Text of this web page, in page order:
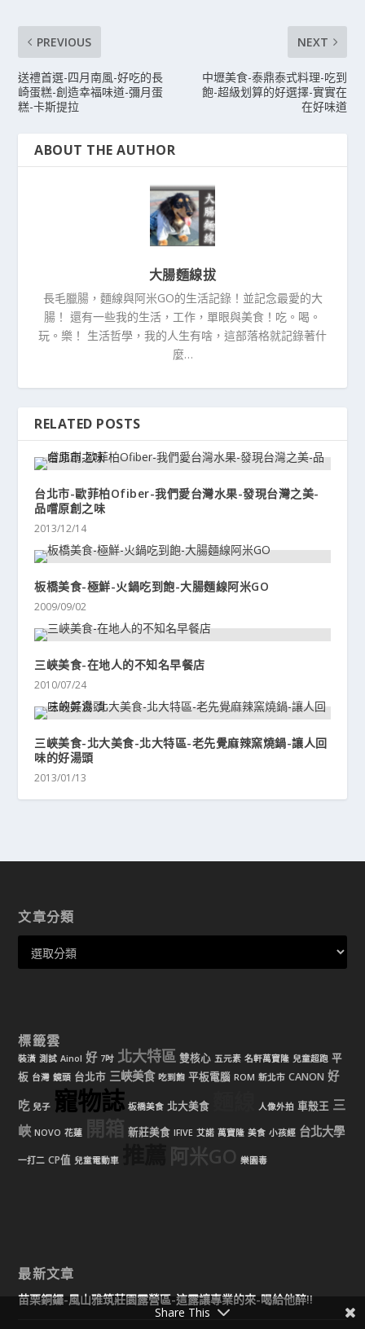
PREVIOUS
送禮首選-四月南風-好吃的長
崎蛋糕-創造幸福味道-彌月蛋
糕-卡斯提拉
NEXT
中壢美食-泰鼎泰式料理-吃到
飽-超級划算的好選擇-實實在
在好味道
ABOUT THE AUTHOR
大腸麵線拔
長毛臘腸，麵線與阿米GO的生活記錄！並記念最愛的大
腸！ 還有一些我的生活，工作，單眼與美食！吃。喝。
玩。樂！ 生活哲學，我的人生有啥，這部落格就記錄著什
麼…
RELATED POSTS
台北市-歐菲柏Ofiber-我們愛台灣水果-發現台灣之美-
品嚐原創之味
2013/12/14
板橋美食-極鮮-火鍋吃到飽-大腸麵線阿米GO
2009/09/02
三峽美食-在地人的不知名早餐店
2010/07/24
三峽美食-北大美食-北大特區-老先覺麻辣窯燒鍋-讓人回
味的好湯頭
2013/01/13
文章分類
標籤雲
裝潢 測試 Ainol 好 7吋 北大特區 雙核心 五元素 名軒萬寶隆 兒童超跑 平
板 台灣 鏡頭 台北市 三峽美食 吃到飽 平板電腦 ROM 新北市 CANON 好
吃 兒子 寵物誌 板橋美食 北大美食 人像外拍 車殼王 三
峽 NOVO 花蓮 開箱 新莊美食 IFIVE 艾諾 萬寶隆 美食 小孩經 台北大學
一打二 CP值 兒童電動車 阿米GO 樂園毒
最新文章
苗栗銅鑼-風山雅筑莊園露營區-這露讓專業的來-喝給他醉!!
Share This